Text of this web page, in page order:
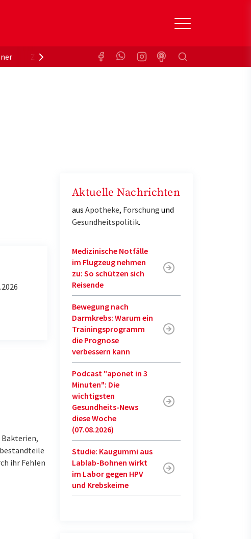
Zuzahlungsbefreiung KrankenkasseSuchen
ihr Fehlen
Aktuelle Nachrichten
aus Apotheke, Forschung und
Gesundheitspolitik.
Medizinische Notfälle
im Flugzeug nehmen
zu: So schützen sich
Reisende
Bewegung nach
Darmkrebs: Warum ein
Trainingsprogramm
die Prognose
verbessern kann
Podcast "aponet in 3
Minuten": Die
wichtigsten
Gesundheits-News
diese Woche
(07.08.2026)
Studie: Kaugummi aus
Lablab-Bohnen wirkt
im Labor gegen HPV
und Krebskeime